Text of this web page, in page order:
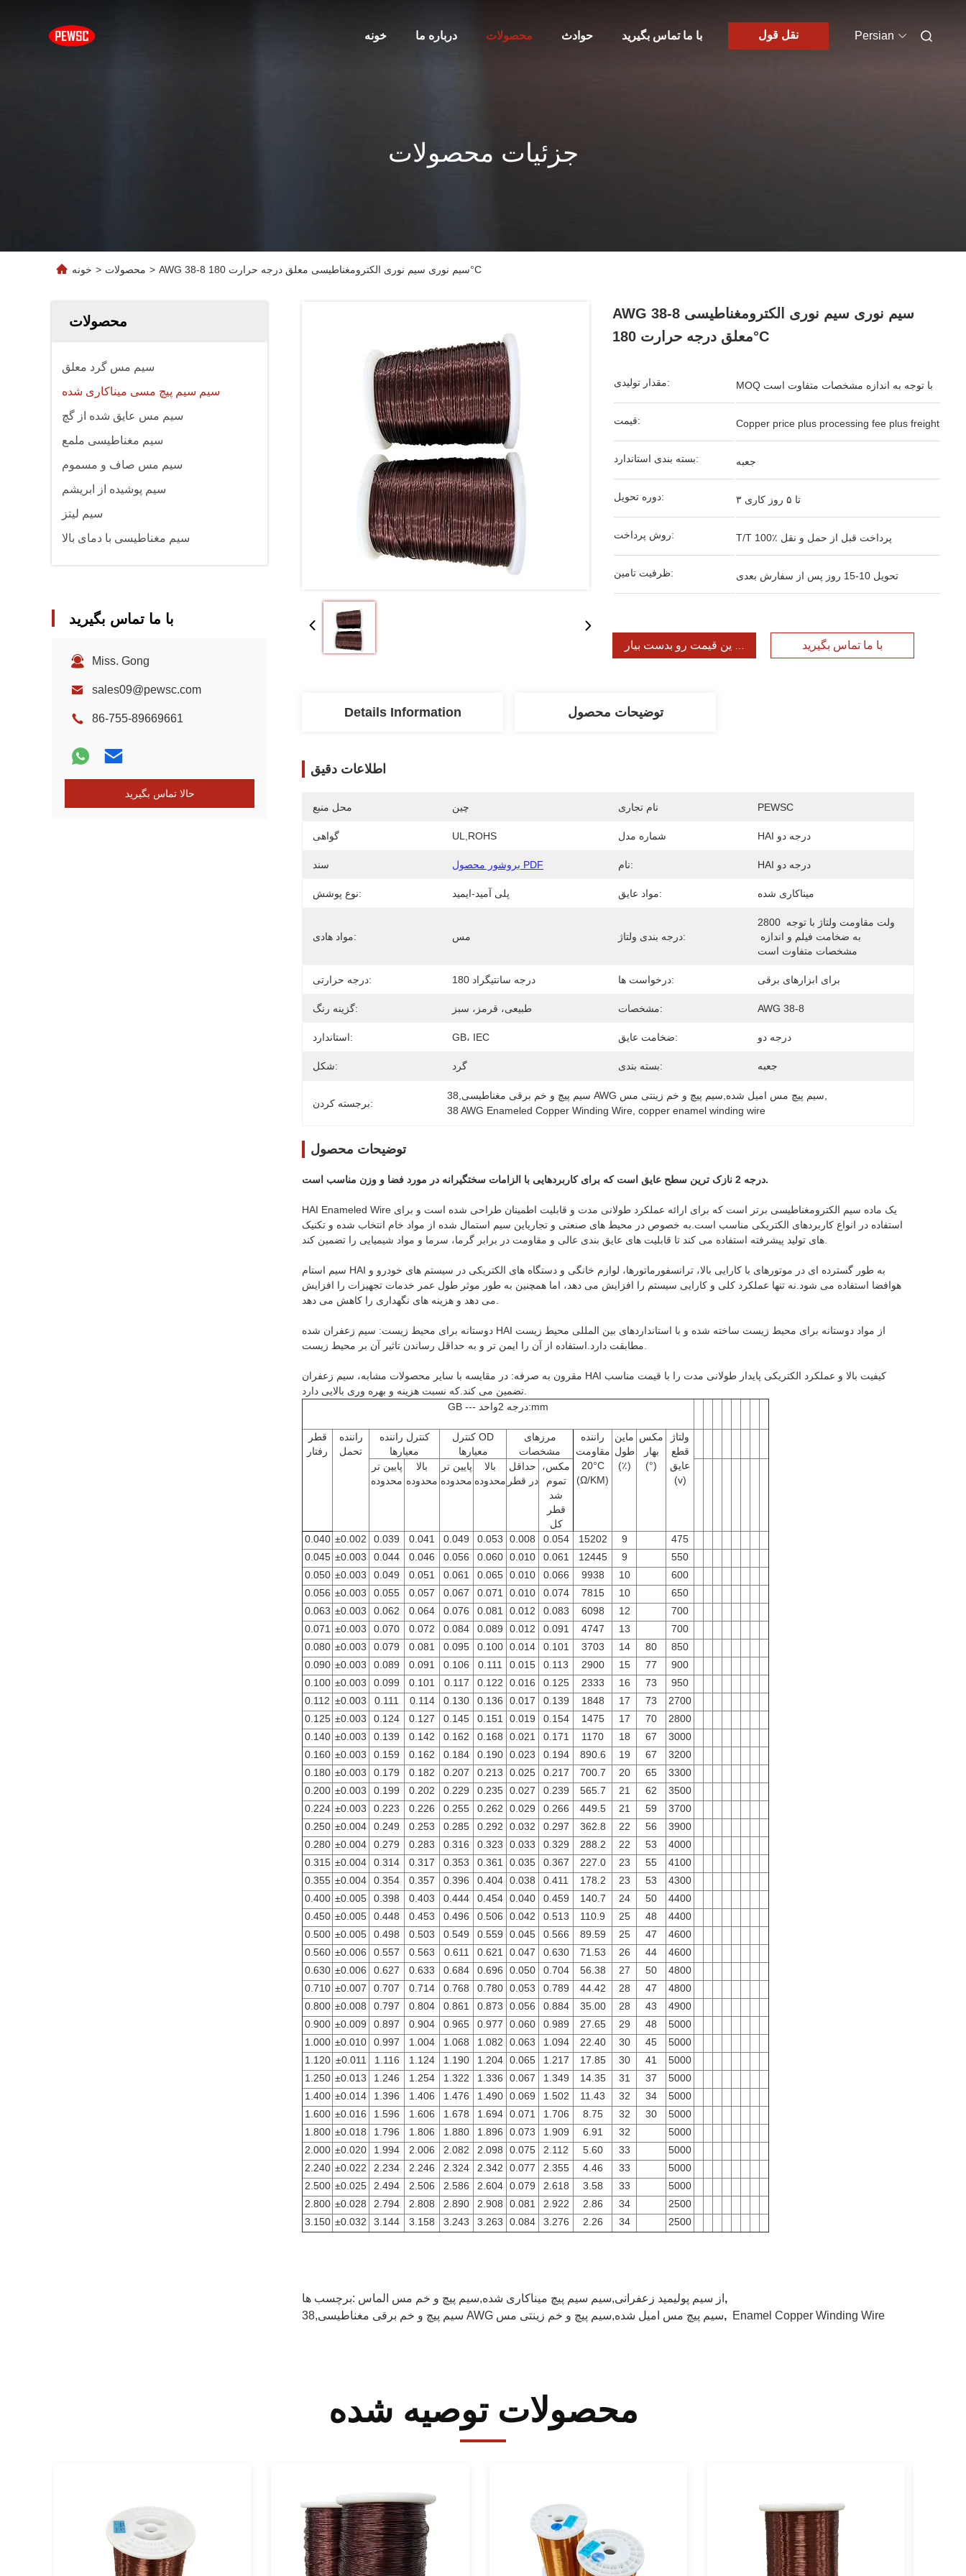
خونه درباره ما محصولات حوادث با ما تماس بگیرید نقل قول Persian
جزئیات محصولات
خونه > محصولات > AWG 38-8 سیم نوری سیم نوری الکترومغناطیسی معلق درجه حرارت 180°C
محصولات
سیم مس گرد معلق
سیم سیم پیچ مسی میناکاری شده
سیم مس عایق شده از گچ
سیم مغناطیسی ملمع
سیم مس صاف و مسموم
سیم پوشیده از ابریشم
سیم لیتز
سیم مغناطیسی با دمای بالا
با ما تماس بگیرید
Miss. Gong
sales09@pewsc.com
86-755-89669661
حالا تماس بگیرید
AWG 38-8 سیم نوری سیم نوری الکترومغناطیسی
معلق درجه حرارت 180°C
مقدار تولیدی: MOQ با توجه به اندازه مشخصات متفاوت است
قیمت: Copper price plus processing fee plus freight
بسته بندی استاندارد: جعبه
دوره تحویل: ۳ تا ۵ روز کاری
روش پرداخت: T/T 100٪ پرداخت قبل از حمل و نقل
ظرفیت تامین: تحویل 10-15 روز پس از سفارش بعدی
بهترین قیمت رو بدست بیار با ما تماس بگیرید
Details Information توضیحات محصول
اطلاعات دقیق
محل منبع چین نام تجاری PEWSC
گواهی UL,ROHS شماره مدل HAI درجه دو
سند بروشور محصول PDF نام: HAI درجه دو
نوع پوشش: پلی آمید-ایمید مواد عایق: میناکاری شده
مواد هادی: مس درجه بندی ولتاژ:
2800 ولت مقاومت ولتاژ با توجه
مشخصات متفاوت است
درجه حرارتی: 180 درجه سانتیگراد درخواست ها: برای ابزارهای برقی
گزینه رنگ: طبیعی، قرمز، سبز مشخصات: AWG 38-8
استاندارد: GB، IEC ضخامت عایق: درجه دو
شکل: گرد بسته بندی: جعبه
برجسته کردن:
سیم پیچ و خم برقی مغناطیسی,38 AWG سیم پیچ مس امیل شده,سیم پیچ و خم زینتی مس
38 AWG Enameled Copper Winding Wire , copper enamel winding wire
توضیحات محصول
درجه 2 نازک ترین سطح عایق است که برای کاربردهایی با الزامات سختگیرانه در مورد فضا و وزن مناسب است.
HAI Enameled Wire یک ماده سیم الکترومغناطیسی برتر است که برای ارائه عملکرد طولانی مدت و قابلیت اطمینان طراحی شده است و برای
استفاده در انواع کاربردهای الکتریکی مناسب است.به خصوص در محیط های صنعتی و تجاریاین سیم استمال شده از مواد خام انتخاب شده و تکنیک
سیم استام HAI به طور گسترده ای در موتورهای با کارایی بالا، ترانسفورماتورها، لوازم خانگی و دستگاه های الکتریکی در سیستم های خودرو و
هوافضا استفاده می شود.نه تنها عملکرد کلی و کارایی سیستم را افزایش می دهد، اما همچنین به طور موثر طول عمر خدمات تجهیزات را افزایش
دوستانه برای محیط زیست: سیم زعفران شده HAI از مواد دوستانه برای محیط زیست ساخته شده و با استانداردهای بین المللی محیط زیست
مقرون به صرفه: در مقایسه با سایر محصولات مشابه، سیم زعفران HAI کیفیت بالا و عملکرد الکتریکی پایدار طولانی مدت را با قیمت مناسب
GB --- درجه 2
واحد :mm
قطر
رفتار
راننده
تحمل
کنترل راننده
معیارها
کنترل OD
معیارها
مرزهای
مشخصات
راننده
مقاومت
20°C
(Ω/KM)
ماین
طول
(٪)
مکس
بهار
(°)
ولتاژ
قطع
عایق
(v)
پایین تر
محدوده
بالا
محدوده
پایین تر
محدوده
بالا
محدوده
حداقل
در قطر
مکس،
تموم
شد
قطر
کل
0.040 ±0.002 0.039 0.041 0.049 0.053 0.008 0.054 15202 9
475
0.045 ±0.003 0.044 0.046 0.056 0.060 0.010 0.061 12445 9
550
0.050 ±0.003 0.049 0.051 0.061 0.065 0.010 0.066 9938 10
600
0.056 ±0.003 0.055 0.057 0.067 0.071 0.010 0.074 7815 10
650
0.063 ±0.003 0.062 0.064 0.076 0.081 0.012 0.083 6098 12
700
0.071 ±0.003 0.070 0.072 0.084 0.089 0.012 0.091 4747 13
700
0.080 ±0.003 0.079 0.081 0.095 0.100 0.014 0.101 3703 14 80
850
0.090 ±0.003 0.089 0.091 0.106 0.111 0.015 0.113 2900 15 77
900
0.100 ±0.003 0.099 0.101 0.117 0.122 0.016 0.125 2333 16 73
950
0.112 ±0.003 0.111 0.114 0.130 0.136 0.017 0.139 1848 17 73
2700
0.125 ±0.003 0.124 0.127 0.145 0.151 0.019 0.154 1475 17 70
2800
0.140 ±0.003 0.139 0.142 0.162 0.168 0.021 0.171 1170 18 67
3000
0.160 ±0.003 0.159 0.162 0.184 0.190 0.023 0.194 890.6 19 67
3200
0.180 ±0.003 0.179 0.182 0.207 0.213 0.025 0.217 700.7 20 65
3300
0.200 ±0.003 0.199 0.202 0.229 0.235 0.027 0.239 565.7 21 62
3500
0.224 ±0.003 0.223 0.226 0.255 0.262 0.029 0.266 449.5 21 59
3700
0.250 ±0.004 0.249 0.253 0.285 0.292 0.032 0.297 362.8 22 56
3900
0.280 ±0.004 0.279 0.283 0.316 0.323 0.033 0.329 288.2 22 53
4000
0.315 ±0.004 0.314 0.317 0.353 0.361 0.035 0.367 227.0 23 55
4100
0.355 ±0.004 0.354 0.357 0.396 0.404 0.038 0.411 178.2 23 53
4300
0.400 ±0.005 0.398 0.403 0.444 0.454 0.040 0.459 140.7 24 50
4400
0.450 ±0.005 0.448 0.453 0.496 0.506 0.042 0.513 110.9 25 48
4400
0.500 ±0.005 0.498 0.503 0.549 0.559 0.045 0.566 89.59 25 47
4600
0.560 ±0.006 0.557 0.563 0.611 0.621 0.047 0.630 71.53 26 44
4600
0.630 ±0.006 0.627 0.633 0.684 0.696 0.050 0.704 56.38 27 50
4800
0.710 ±0.007 0.707 0.714 0.768 0.780 0.053 0.789 44.42 28 47
4800
0.800 ±0.008 0.797 0.804 0.861 0.873 0.056 0.884 35.00 28 43
4900
0.900 ±0.009 0.897 0.904 0.965 0.977 0.060 0.989 27.65 29 48
5000
1.000 ±0.010 0.997 1.004 1.068 1.082 0.063 1.094 22.40 30 45
5000
1.120 ±0.011 1.116 1.124 1.190 1.204 0.065 1.217 17.85 30 41
5000
1.250 ±0.013 1.246 1.254 1.322 1.336 0.067 1.349 14.35 31 37
5000
1.400 ±0.014 1.396 1.406 1.476 1.490 0.069 1.502 11.43 32 34
5000
1.600 ±0.016 1.596 1.606 1.678 1.694 0.071 1.706 8.75 32 30
5000
1.800 ±0.018 1.796 1.806 1.880 1.896 0.073 1.909 6.91 32
5000
2.000 ±0.020 1.994 2.006 2.082 2.098 0.075 2.112 5.60 33
5000
2.240 ±0.022 2.234 2.246 2.324 2.342 0.077 2.355 4.46 33
5000
2.500 ±0.025 2.494 2.506 2.586 2.604 0.079 2.618 3.58 33
5000
2.800 ±0.028 2.794 2.808 2.890 2.908 0.081 2.922 2.86 34
2500
3.150 ±0.032 3.144 3.158 3.243 3.263 0.084 3.276 2.26 34 2500
برچسب ها: از سیم پولیمید زعفرانی,سیم سیم پیچ میناکاری شده,سیم پیچ و خم مس الماس ,
سیم پیچ و خم برقی مغناطیسی,38 AWG سیم پیچ مس امیل شده,سیم پیچ و خم زینتی مس, Enamel Copper Winding Wire
محصولات توصیه شده